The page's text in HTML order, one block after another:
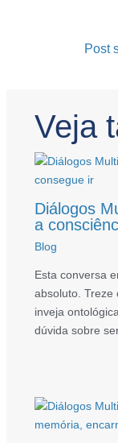
Post
Veja
Diálogos
a
Blog
Esta conversa
absoluto. Treze
inveja
dúvida sobre